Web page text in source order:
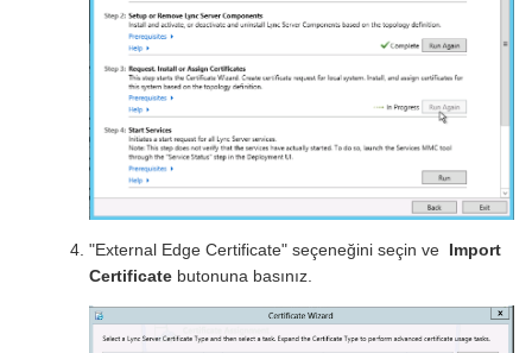
"External Edge Certificate" seçeneğini seçin ve Import
Certificate butonuna basınız.